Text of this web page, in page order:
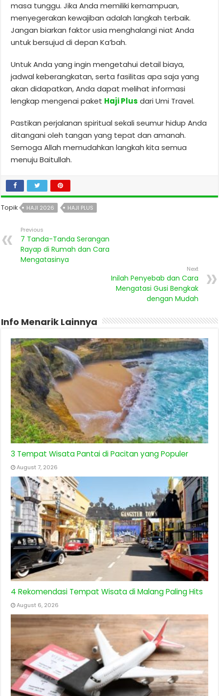
masa tunggu. Jika Anda memiliki kemampuan,
menyegerakan kewajiban adalah langkah terbaik.
Jangan biarkan faktor usia menghalangi niat Anda
untuk bersujud di depan Ka’bah.
Untuk Anda yang ingin mengetahui detail biaya,
jadwal keberangkatan, serta fasilitas apa saja yang
akan didapatkan, Anda dapat melihat informasi
lengkap mengenai paket Haji Plus dari Umi Travel.
Pastikan perjalanan spiritual sekali seumur hidup Anda
ditangani oleh tangan yang tepat dan amanah.
Semoga Allah memudahkan langkah kita semua
menuju Baitullah.
Topik HAJI 2026 HAJI PLUS
Previous
7 Tanda-Tanda Serangan
Rayap di Rumah dan Cara
Mengatasinya
Next
Inilah Penyebab dan Cara
Mengatasi Gusi Bengkak
dengan Mudah
Info Menarik Lainnya
3 Tempat Wisata Pantai di Pacitan yang Populer
August 7, 2026
4 Rekomendasi Tempat Wisata di Malang Paling Hits
August 6, 2026